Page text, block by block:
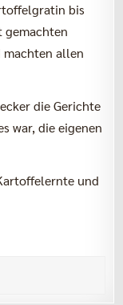
bis
gemachten
machten allen
die Gerichte
war, die eigenen
und